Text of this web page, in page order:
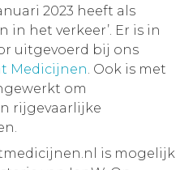
2023 heeft als
in het verkeer’. Er is in
uitgevoerd bij ons
Medicijnen. Ook is met
om
rijgevaarlijke
is mogelijk